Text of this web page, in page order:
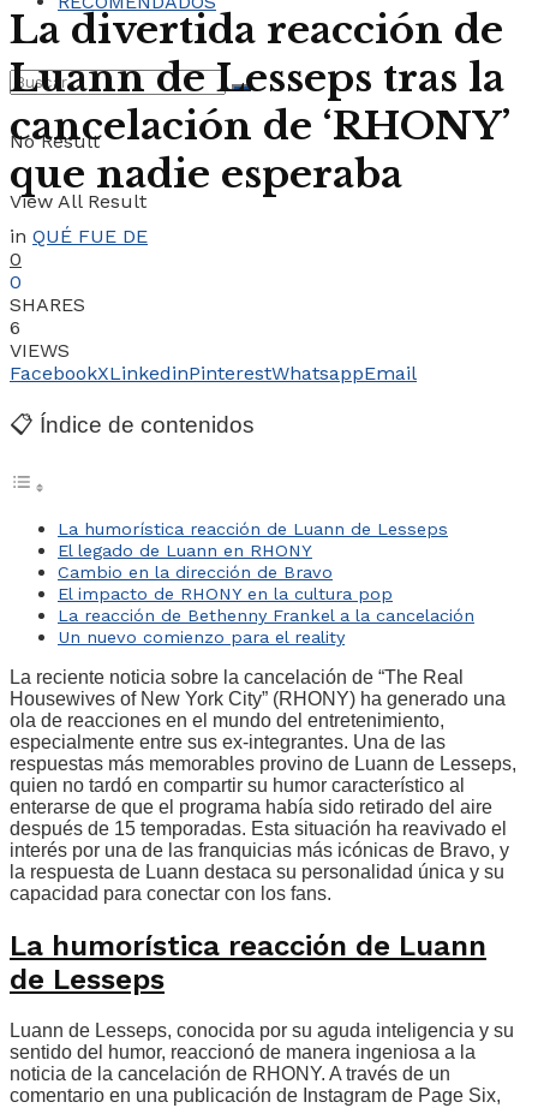
No Result
View All Result
La divertida reacción de
Luann de Lesseps tras la
cancelación de ‘RHONY’
que nadie esperaba
in QUÉ FUE DE
0
0
SHARES
6
VIEWS
FacebookXLinkedinPinterestWhatsappEmail
📋 Índice de contenidos
La humorística reacción de Luann de Lesseps
El legado de Luann en RHONY
Cambio en la dirección de Bravo
El impacto de RHONY en la cultura pop
La reacción de Bethenny Frankel a la cancelación
Un nuevo comienzo para el reality
La reciente noticia sobre la cancelación de “The Real
Housewives of New York City” (RHONY) ha generado una
ola de reacciones en el mundo del entretenimiento,
especialmente entre sus ex-integrantes. Una de las
respuestas más memorables provino de Luann de Lesseps,
quien no tardó en compartir su humor característico al
enterarse de que el programa había sido retirado del aire
después de 15 temporadas. Esta situación ha reavivado el
interés por una de las franquicias más icónicas de Bravo, y
la respuesta de Luann destaca su personalidad única y su
capacidad para conectar con los fans.
La humorística reacción de Luann
de Lesseps
Luann de Lesseps, conocida por su aguda inteligencia y su
sentido del humor, reaccionó de manera ingeniosa a la
noticia de la cancelación de RHONY. A través de un
comentario en una publicación de Instagram de Page Six,